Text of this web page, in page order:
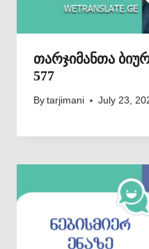
თარჯიმანთა
577
By tarjimani July 23,